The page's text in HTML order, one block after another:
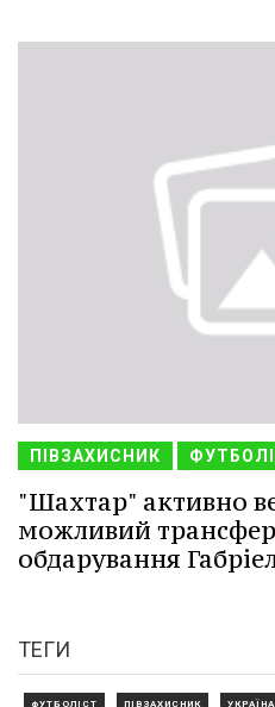
ПІВЗАХИСНИК
"Шахтар" активно
можливий
обдарування
ТЕГИ
ФУТБОЛІСТ ПІВЗАХИСНИК УКРАЇНА